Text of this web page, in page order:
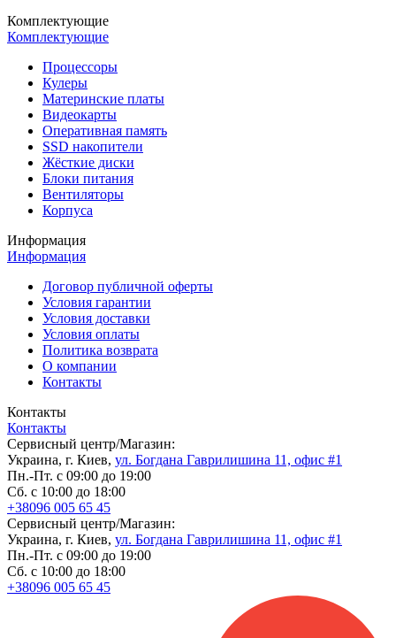
Комплектующие
Комплектующие
Процессоры
Кулеры
Материнские платы
Видеокарты
Оперативная память
SSD накопители
Жёсткие диски
Блоки питания
Вентиляторы
Корпуса
Информация
Информация
Договор публичной оферты
Условия гарантии
Условия доставки
Условия оплаты
Политика возврата
О компании
Контакты
Контакты
Контакты
Сервисный центр/Магазин:
Украина, г. Киев, ул. Богдана Гаврилишина 11, офис #1
Пн.-Пт. с 09:00 до 19:00
Сб. с 10:00 до 18:00
+38096 005 65 45
Сервисный центр/Магазин:
Украина, г. Киев, ул. Богдана Гаврилишина 11, офис #1
Пн.-Пт. с 09:00 до 19:00
Сб. с 10:00 до 18:00
+38096 005 65 45